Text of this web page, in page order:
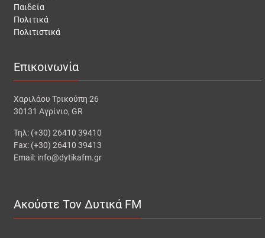
Παιδεία
Πολιτικά
Πολιτιστικά
Επικοινωνία
Χαριλάου Τρικούπη 26
30131 Αγρίνιο, GR
Τηλ: (+30) 26410 39410
Fax: (+30) 26410 39413
Email: info@dytikafm.gr
Ακούστε Τον Δυτικά FM